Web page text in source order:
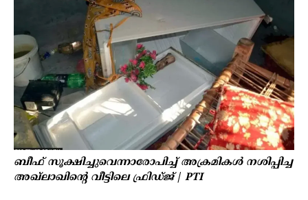
ബീഫ് സൂക്ഷിച്ചുവെന്നാരോപിച്ച് അക്രമികൾ നശിപ്പിച്ച
അഖ്ലാഖിന്റെ വീട്ടിലെ ഫ്രിഡ്ജ്/ PTI